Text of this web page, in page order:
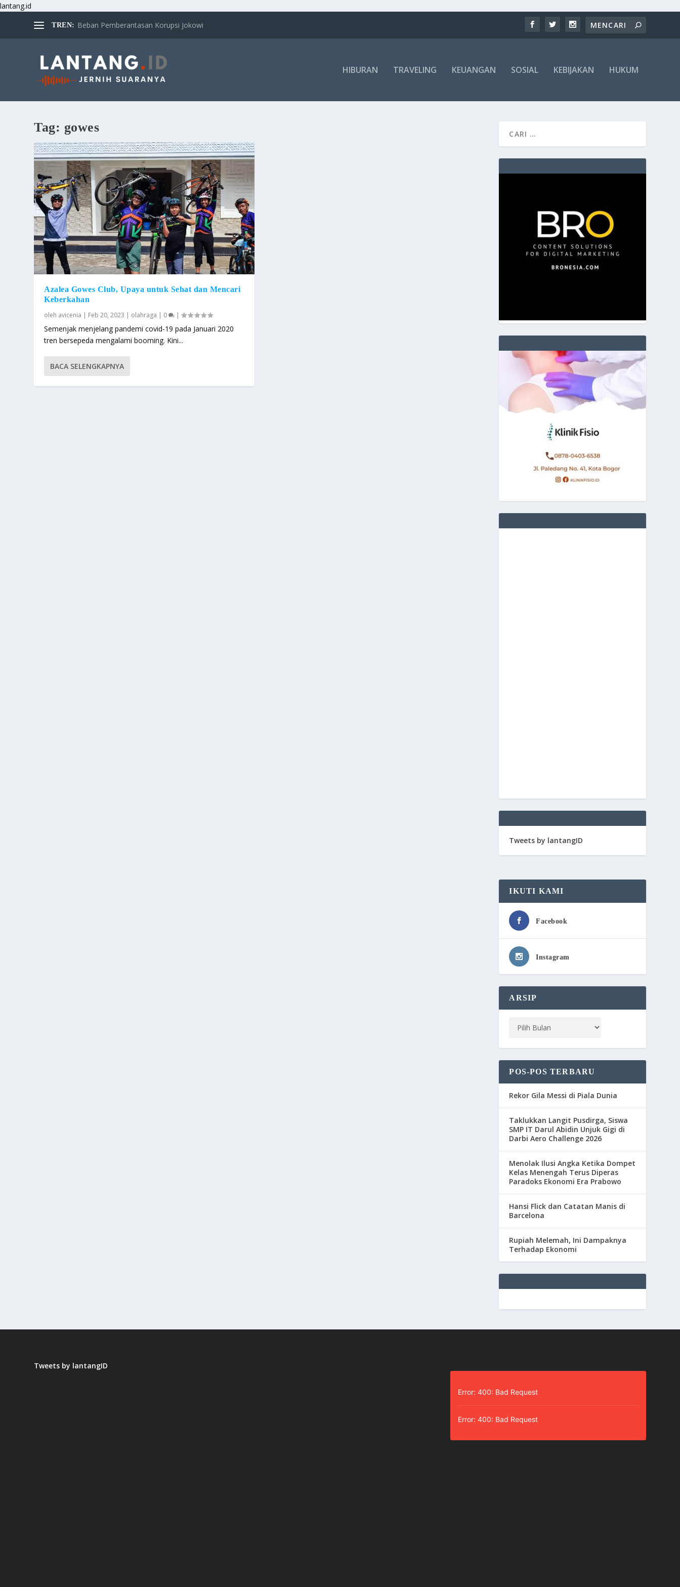
lantang.id
TREN: Beban Pemberantasan Korupsi Jokowi
HIBURAN TRAVELING KEUANGAN SOSIAL KEBIJAKAN HUKUM
Tag: gowes
Azalea Gowes Club, Upaya untuk Sehat dan Mencari
Keberkahan
oleh avicenia | Feb 20, 2023 | olahraga | 0 |
Semenjak menjelang pandemi covid-19 pada Januari 2020
tren bersepeda mengalami booming. Kini...
BACA SELENGKAPNYA
Tweets by lantangID
IKUTI KAMI
Facebook
Instagram
ARSIP
POS-POS TERBARU
Rekor Gila Messi di Piala Dunia
Taklukkan Langit Pusdirga, Siswa
SMP IT Darul Abidin Unjuk Gigi di
Darbi Aero Challenge 2026
Menolak Ilusi Angka Ketika Dompet
Kelas Menengah Terus Diperas
Paradoks Ekonomi Era Prabowo
Hansi Flick dan Catatan Manis di
Barcelona
Rupiah Melemah, Ini Dampaknya
Terhadap Ekonomi
Tweets by lantangID
Error: 400: Bad Request
Error: 400: Bad Request